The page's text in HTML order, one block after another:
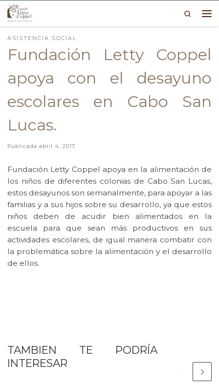
Skip to content
Search
ASISTENCIA SOCIAL
Fundación Letty Coppel
apoya con el desayuno
escolares en Cabo San
Lucas.
Publicada abril 4, 2017
Fundación Letty Coppel apoya en la alimentación de
los niños de diferentes colonias de Cabo San Lucas,
estos desayunos son semanalmente, para apoyar a las
familias y a sus hijos sobre su desarrollo, ya que estos
niños deben de acudir bien alimentados en la
escuela para que sean más productivos en sus
actividades escolares, de igual manera combatir con
la problemática sobre la alimentación y el desarrollo
de ellos.
TAMBIEN TE PODRÍA
INTERESAR